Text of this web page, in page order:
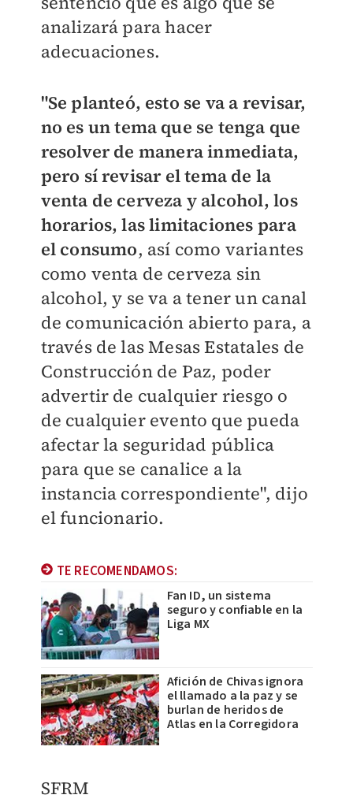
analizará para hacer
adecuaciones.
"Se planteó, esto se va a revisar,
no es un tema que se tenga que
resolver de manera inmediata,
pero sí revisar el tema de la
venta de cerveza y alcohol, los
horarios, las limitaciones para
el consumo, así como variantes
como venta de cerveza sin
alcohol, y se va a tener un canal
de comunicación abierto para, a
través de las Mesas Estatales de
Construcción de Paz, poder
advertir de cualquier riesgo o
de cualquier evento que pueda
afectar la seguridad pública
para que se canalice a la
instancia correspondiente", dijo
el funcionario.
TE RECOMENDAMOS:
Fan ID, un sistema
seguro y confiable en la
Liga MX
Afición de Chivas ignora
el llamado a la paz y se
burlan de heridos de
Atlas en la Corregidora
SFRM